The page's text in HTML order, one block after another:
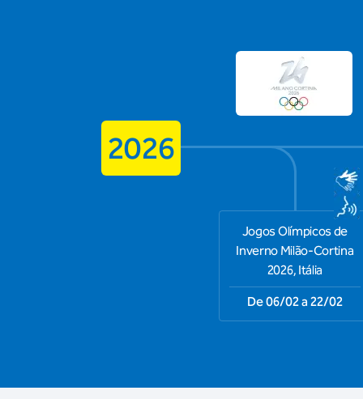
2026
Jogos Olímpicos de
Inverno Milão-Cortina
2026, Itália
De 06/02 a 22/02